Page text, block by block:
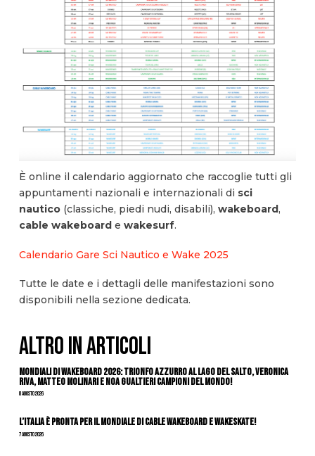
È online il calendario aggiornato che raccoglie tutti gli
appuntamenti nazionali e internazionali di sci
nautico(classiche, piedi nudi, disabili), wakeboard,
cable wakeboarde wakesurf.
Calendario Gare Sci Nautico e Wake 2025
Tutte le date e i dettagli delle manifestazioni sono
disponibili nella sezione dedicata.
ALTRO IN ARTICOLI
Mondiali di Wakeboard 2026: trionfo azzurro al Lago del Salto, Veronica
Riva, Matteo Molinari e Noa Gualtieri campioni del mondo!
8 Agosto 2026
L’Italia è pronta per il Mondiale di Cable Wakeboard e Wakeskate!
7 Agosto 2026